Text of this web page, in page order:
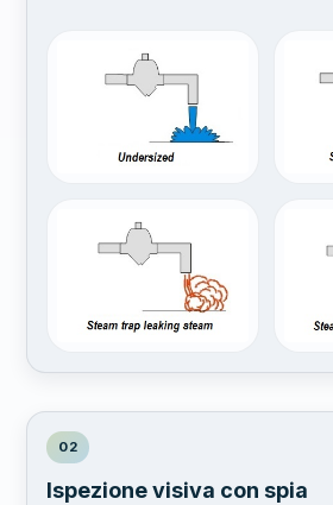
02
Ispezione visiva con spia